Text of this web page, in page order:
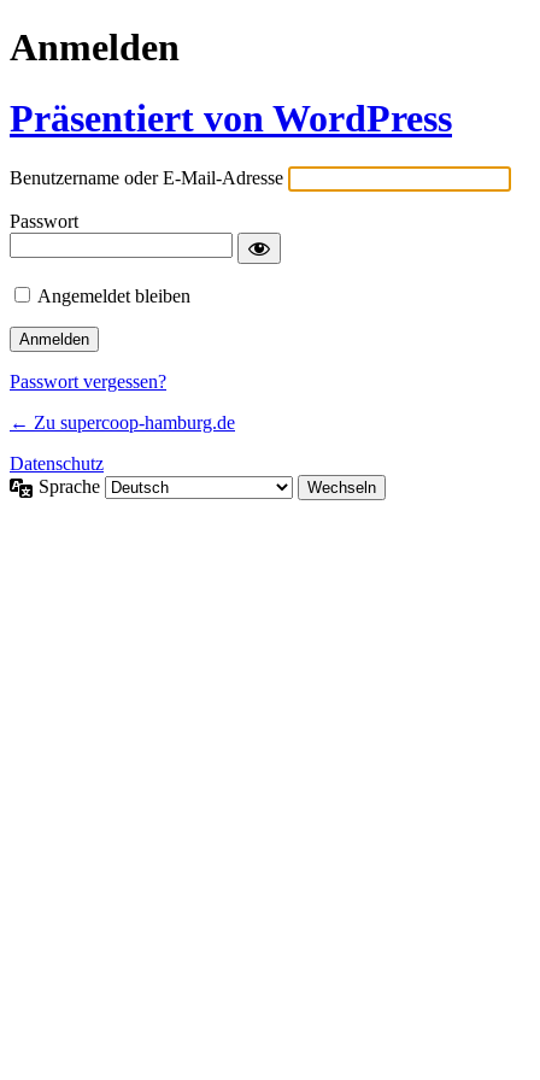
Anmelden
Präsentiert von WordPress
Benutzername oder E-Mail-Adresse
Passwort
Angemeldet bleiben
Passwort vergessen?
← Zu supercoop-hamburg.de
Datenschutz
Sprache